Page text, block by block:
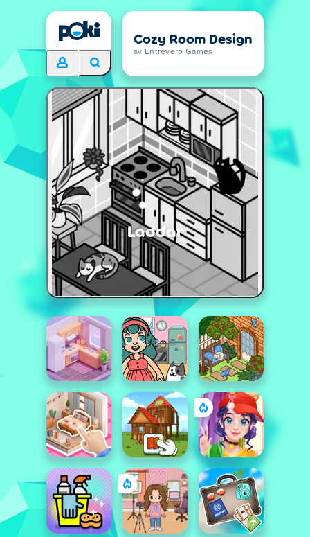
Cozy Room Design
av Entrevero Games
Laddar